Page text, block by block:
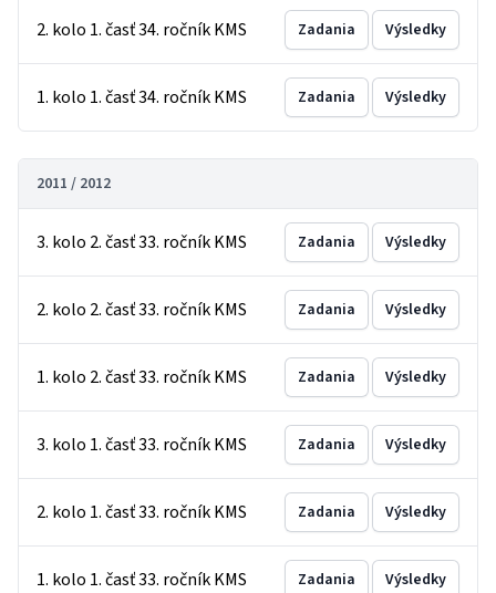
2. kolo 1. časť 34. ročník KMS Zadania Výsledky
1. kolo 1. časť 34. ročník KMS Zadania Výsledky
2011 / 2012
3. kolo 2. časť 33. ročník KMS Zadania Výsledky
2. kolo 2. časť 33. ročník KMS Zadania Výsledky
1. kolo 2. časť 33. ročník KMS Zadania Výsledky
3. kolo 1. časť 33. ročník KMS Zadania Výsledky
2. kolo 1. časť 33. ročník KMS Zadania Výsledky
1. kolo 1. časť 33. ročník KMS Zadania Výsledky